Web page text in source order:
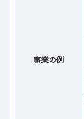
事業の例